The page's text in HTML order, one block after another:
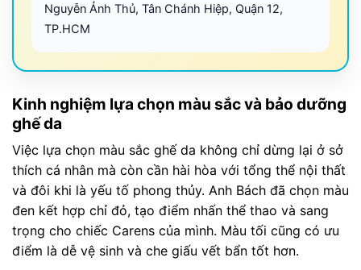
Nguyễn Ảnh Thủ, Tân Chánh Hiệp, Quận 12,
TP.HCM
Kinh nghiệm lựa chọn màu sắc và bảo dưỡng
ghế da
Việc lựa chọn màu sắc ghế da không chỉ dừng lại ở sở
thích cá nhân mà còn cần hài hòa với tổng thể nội thất
và đôi khi là yếu tố phong thủy. Anh Bách đã chọn màu
đen kết hợp chỉ đỏ, tạo điểm nhấn thể thao và sang
trọng cho chiếc Carens của mình. Màu tối cũng có ưu
điểm là dễ vệ sinh và che giấu vết bẩn tốt hơn.